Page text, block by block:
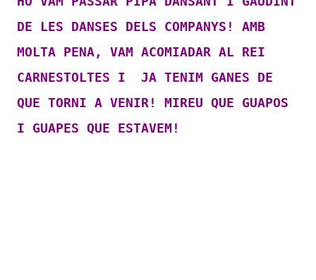
DE LES DANSES DELS COMPANYS! AMB
MOLTA PENA, VAM ACOMIADAR AL REI
CARNESTOLTES I JA TENIM GANES DE
QUE TORNI A VENIR! MIREU QUE GUAPOS
I GUAPES QUE ESTAVEM!